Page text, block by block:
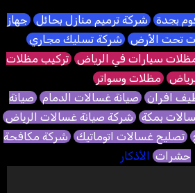
بجدة شركة ترميم منازل بحائل جهاز
تحت الأرض شركة تسليك مجاري
سيارات في الرياض تركيب مظلات
مظلات وسواتر
افران صيانة غسالات الدمام صيانة
بمكة شركة صيانة غسالات الرياض
تصليح غسالات اتوماتيك شركة مكافحة
حشرات الأذكار